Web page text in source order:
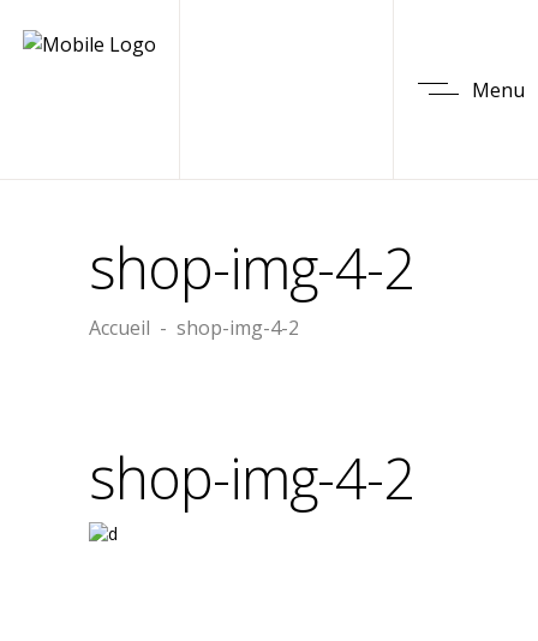
Menu
shop-img-4-2
Accueil - shop-img-4-2
shop-img-4-2